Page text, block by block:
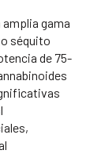
gama
séquito
de 75-